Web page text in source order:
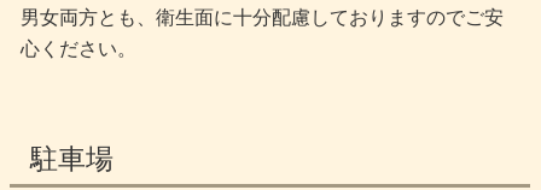
男女両方とも、衛生面に十分配慮しておりますのでご安
心ください。
駐車場